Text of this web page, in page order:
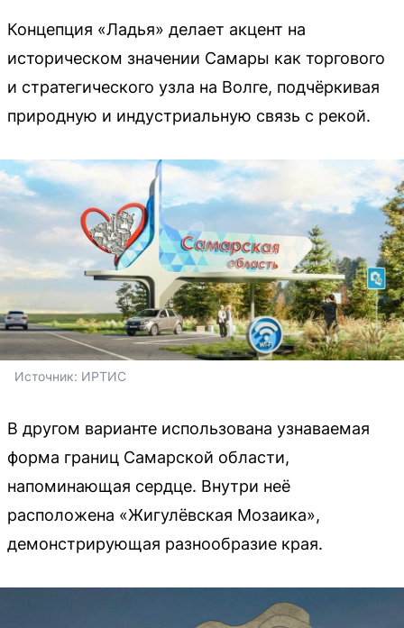
Концепция «Ладья» делает акцент на
историческом значении Самары как торгового
и стратегического узла на Волге, подчёркивая
природную и индустриальную связь с рекой.
Источник: ИРТИС
В другом варианте использована узнаваемая
форма границ Самарской области,
напоминающая сердце. Внутри неё
расположена «Жигулёвская Мозаика»,
демонстрирующая разнообразие края.